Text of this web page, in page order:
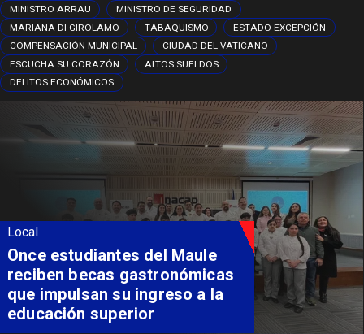
MINISTRO ARRAU
MINISTRO DE SEGURIDAD
MARIANA DI GIROLAMO
TABAQUISMO
ESTADO EXCEPCIÓN
COMPENSACIÓN MUNICIPAL
CIUDAD DEL VATICANO
ESCUCHA SU CORAZÓN
ALTOS SUELDOS
DELITOS ECONÓMICOS
Local
Álvarez-Salamanca lidera la
apuesta regional para
consolidar el Paso Pehuenche
como alternativa a Los
Libertadores